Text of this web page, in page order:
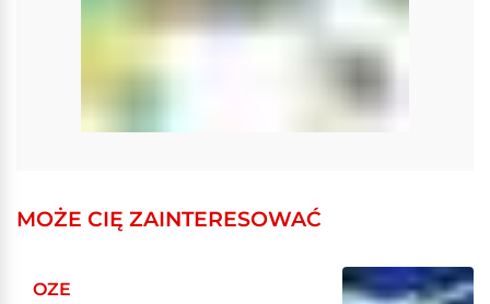
MOŻE CIĘ ZAINTERESOWAĆ
OZE